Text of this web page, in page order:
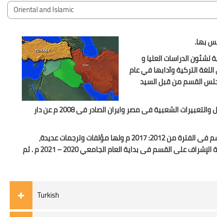
Kategórie kurzov
بها.
الدراسات العليا و
التركية وآدابها في عام
فى تخصص اللغويات فى عام (2003) حيث قلد منصب رئيس مجلس القسم من قبل السيد
ثم أعقبته أ.د ثريا محمد علي أستاذ الأدب الفارسي وتولت سيادتها رئاسة القسم، في الفترة من 2006 : 2012 م . لها مؤلفات عديدة منها : كتاب الأمثال والتعبيرات الشعبية فى مصر وايران الصادر فى 2008 م عن دار
مؤلفات وترجمات عديدة،
الجودة آنذاك الإشراف على القسم فى الفترة من 2017 : 2020 م .ثم تولت أ. م. د أسماء محمد عبد العزيز أستاذ اللغويات المساعد بشعبة اللغة الفارسية الإشراف على القسم فى بداية العام الجامعي 2020 – 2021 م . ثم
Turkish